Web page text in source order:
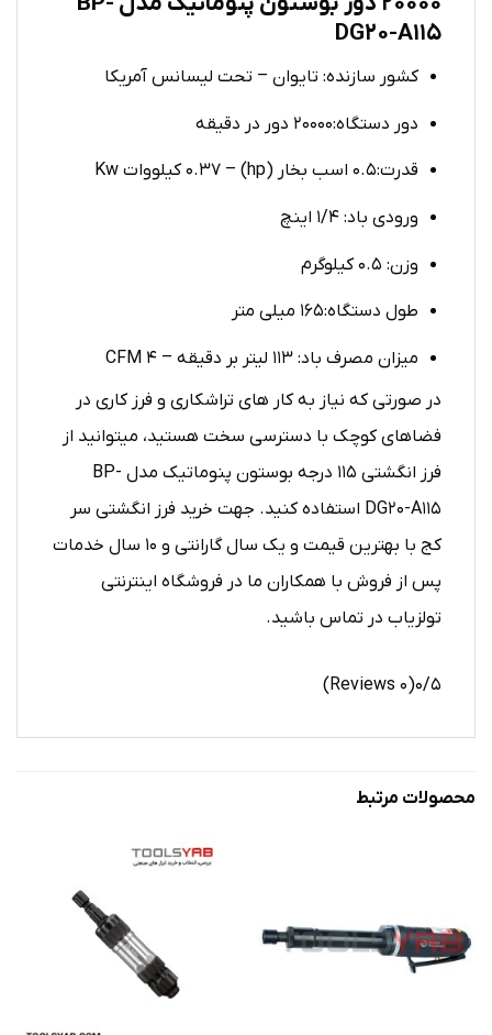
DG20-A115
کشور سازنده: تایوان – تحت لیسانس آمریکا
دور دستگاه:۲۰۰۰۰ دور در دقیقه
قدرت:۰.۵ اسب بخار (hp) – ۰.۳۷ کیلووات Kw
ورودی باد: ۱/۴ اینچ
وزن: ۰.۵ کیلوگرم
طول دستگاه:۱۶۵ میلی متر
میزان مصرف باد: ۱۱۳ لیتر بر دقیقه – ۴ CFM
در صورتی که نیاز به کار های تراشکاری و فرز کاری در
فضاهای کوچک با دسترسی سخت هستید، میتوانید از
فرز انگشتی ۱۱۵ درجه بوستون پنوماتیک مدل BP-
DG20-A115 استفاده کنید. جهت خرید فرز انگشتی سر
کج با بهترین قیمت و یک سال گارانتی و ۱۰ سال خدمات
پس از فروش با همکاران ما در فروشگاه اینترنتی
تولزیاب در تماس باشید.
۰/۵(۰ Reviews)
محصولات مرتبط